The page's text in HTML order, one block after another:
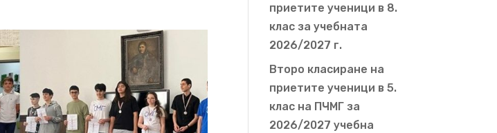
приетите ученици в 8.
клас за учебната
2026/2027 г.
Второ класиране на
приетите ученици в 5.
клас на ПЧМГ за
2026/2027 учебна